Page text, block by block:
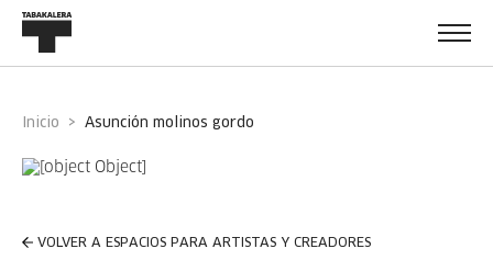
Inicio asunción molinos gordo
VOLVER A ESPACIOS PARA ARTISTAS Y CREADORES